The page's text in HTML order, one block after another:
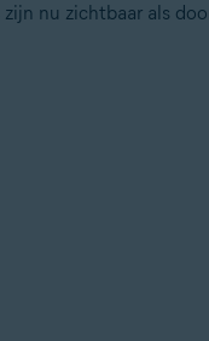
nu zichtbaar als